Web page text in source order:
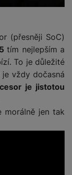
(přesněji SoC)
tím nejlepším a
To je důležité
vždy dočasná
je jistotou
morálně jen tak